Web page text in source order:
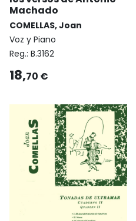
Machado
COMELLAS, Joan
Voz y Piano
Reg.: B.3162
18,70 €